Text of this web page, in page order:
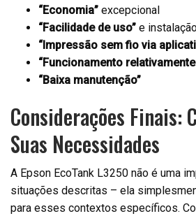
“Economia” excepcional
“Facilidade de uso” e
“Impressão sem fio via
“Funcionamento
“Baixa manutenção”
Considerações Finais:
Suas Necessidades
A Epson EcoTank L3250 não é uma
situações descritas – ela
para esses contextos específicos.